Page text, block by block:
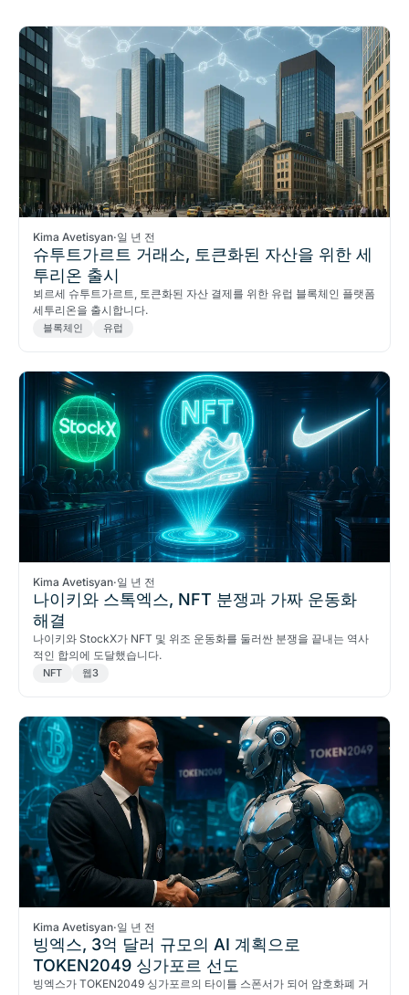
Kima Avetisyan·일 년 전
슈투트가르트 거래소, 토큰화된 자산을 위한 세
투리온 출시
뵈르세 슈투트가르트, 토큰화된 자산 결제를 위한 유럽 블록체인 플랫폼
세투리온을 출시합니다.
블록체인 유럽
Kima Avetisyan·일 년 전
나이키와 스톡엑스, NFT 분쟁과 가짜 운동화
해결
나이키와 StockX가 NFT 및 위조 운동화를 둘러싼 분쟁을 끝내는 역사
적인 합의에 도달했습니다.
NFT 웹3
Kima Avetisyan·일 년 전
빙엑스, 3억 달러 규모의 AI 계획으로
TOKEN2049 싱가포르 선도
빙엑스가 TOKEN2049 싱가포르의 타이틀 스폰서가 되어 암호화폐 거